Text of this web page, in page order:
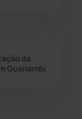
da
Guanambi